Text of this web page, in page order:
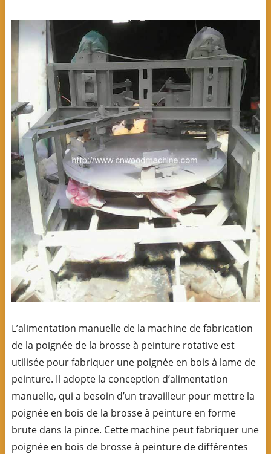
L’alimentation manuelle de la machine de fabrication
de la poignée de la brosse à peinture rotative est
utilisée pour fabriquer une poignée en bois à lame de
peinture. Il adopte la conception d’alimentation
manuelle, qui a besoin d’un travailleur pour mettre la
poignée en bois de la brosse à peinture en forme
brute dans la pince. Cette machine peut fabriquer une
poignée en bois de brosse à peinture de différentes